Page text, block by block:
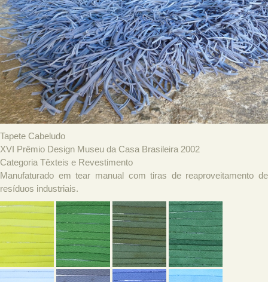
Tapete Cabeludo
XVI Prêmio Design Museu da Casa Brasileira 2002
Categoria Têxteis e Revestimento
Manufaturado em tear manual com tiras de reaproveitamento de
resíduos industriais.